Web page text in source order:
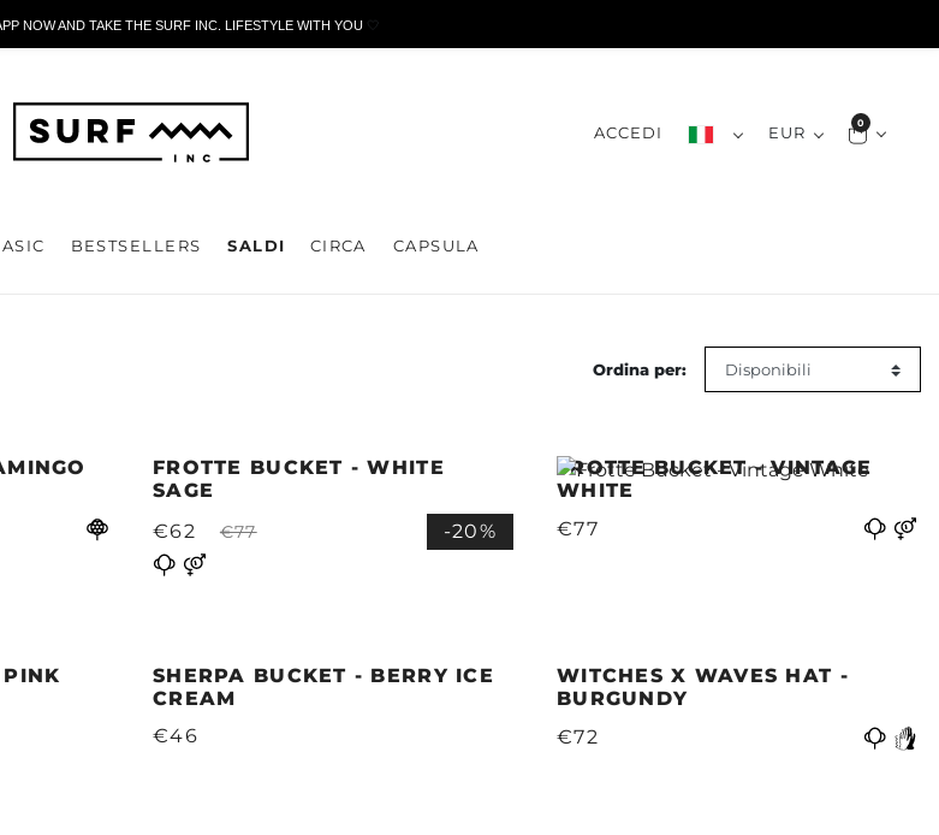
NOW AND TAKE THE SURF INC. LIFESTYLE WITH YOU🤍
ACCEDI EUR 0
BESTSELLERS SALDI CIRCA CAPSULA
Ordina per:
FROTTE BUCKET - WHITE
SAGE
€62
€77 -20%
FROTTE BUCKET - VINTAGE
WHITE
€77
SHERPA BUCKET - BERRY ICE
CREAM
€46
WITCHES X WAVES HAT -
BURGUNDY
€72